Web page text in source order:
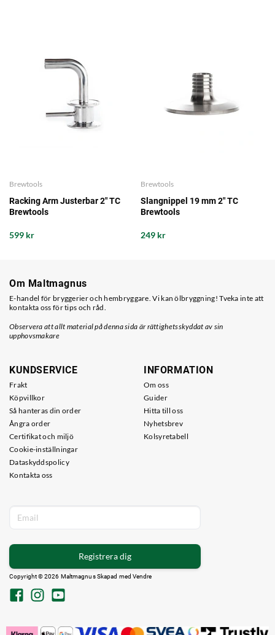
Brewtools
Racking Arm Justerbar 2" TC
Brewtools
599 kr
Brewtools
Slangnippel 19 mm 2" TC
Brewtools
249 kr
Om Maltmagnus
E-handel för bryggerier och hembryggare. Vi kan ölbryggning! Tveka inte att
kontakta oss för tips och råd.
Observera att allt material på denna sida är rättighetsskyddat av sin
upphovsmakare
KUNDSERVICE
Frakt
Köpvillkor
Så hanteras din order
Ångra order
Certifikat och miljö
Cookie-inställningar
Dataskyddspolicy
Kontakta oss
INFORMATION
Om oss
Guider
Hitta till oss
Nyhetsbrev
Kolsyretabell
Registrera dig
Copyright © 2026 Maltmagnus Skapad med Vendre